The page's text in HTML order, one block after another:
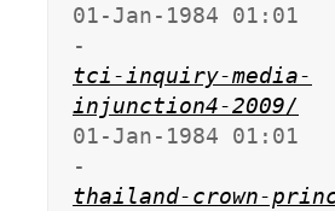
01-Jan-1984 01:01
tci-inquiry-media-
injunction4-2009/
01-Jan-1984 01:01
thailand-crown-